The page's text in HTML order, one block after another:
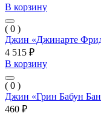
В корзину
( 0 )
Джин «Джинарте
4 515 ₽
В корзину
( 0 )
Джин «Грин Бабун
460 ₽